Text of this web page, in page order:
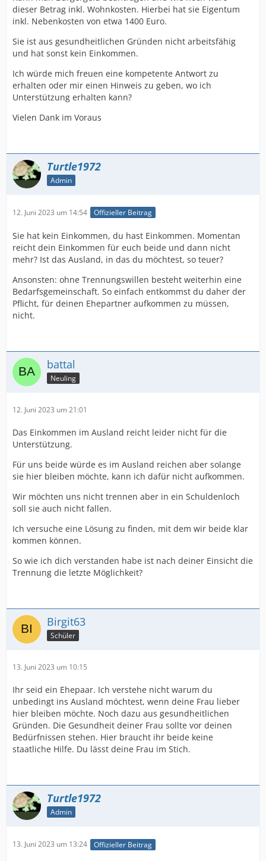
dieser Betrag inkl. Wohnkosten. Hierbei hat sie Eigentum
inkl. Nebenkosten von etwa 1400 Euro.
Sie ist aus gesundheitlichen Gründen nicht arbeitsfähig
und hat sonst kein Einkommen.
Ich würde mich freuen eine kompetente Antwort zu
erhalten oder mir einen Hinweis zu geben, wo ich
Unterstützung erhalten kann?
Vielen Dank im Voraus
Turtle1972
Admin
12. Juni 2023 um 14:54 Offizieller Beitrag
Sie hat kein Einkommen, du hast Einkommen. Momentan
reicht dein Einkommen für euch beide und dann nicht
mehr? Ist das Ausland, in das du möchtest, so teuer?
Ansonsten: ohne Trennungswillen besteht weiterhin eine
Bedarfsgemeinschaft. So einfach entkommst du daher der
Pflicht, für deinen Ehepartner aufkommen zu müssen,
nicht.
battal
Neuling
12. Juni 2023 um 21:01
Das Einkommen im Ausland reicht leider nicht für die
Unterstützung.
Für uns beide würde es im Ausland reichen aber solange
sie hier bleiben möchte, kann ich dafür nicht aufkommen.
Wir möchten uns nicht trennen aber in ein Schuldenloch
soll sie auch nicht fallen.
Ich versuche eine Lösung zu finden, mit dem wir beide klar
kommen können.
So wie ich dich verstanden habe ist nach deiner Einsicht die
Trennung die letzte Möglichkeit?
Birgit63
Schüler
13. Juni 2023 um 10:15
Ihr seid ein Ehepaar. Ich verstehe nicht warum du
unbedingt ins Ausland möchtest, wenn deine Frau lieber
hier bleiben möchte. Noch dazu aus gesundheitlichen
Gründen. Die Gesundheit deiner Frau sollte vor deinen
Bedürfnissen stehen. Hier braucht ihr beide keine
staatliche Hilfe. Du lässt deine Frau im Stich.
Turtle1972
Admin
13. Juni 2023 um 13:24 Offizieller Beitrag